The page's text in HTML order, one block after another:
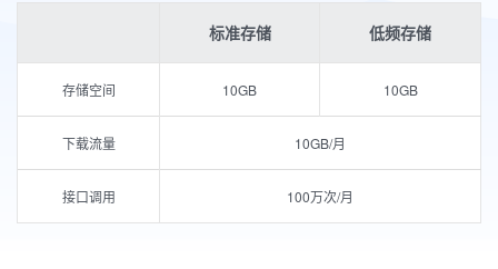
标准存储 低频存储
存储空间 10GB 10GB
下载流量 10GB/月
接口调用 100万次/月